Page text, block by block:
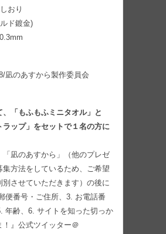
おり
ド鍍金)
凪のあすから製作委員会
、「もふもふミニタオル」と
ラップ」をセットで１名の方に
「凪のあすから」（他のプレゼ
集方法をしているため、ご希望
別させていただきます）の後に
便番号・ご住所、3. お電話番
年齢、6. サイトを知った切っか
！』公式ツイッター＠